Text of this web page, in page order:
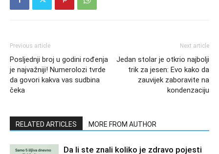
Previous article
Posljednji broj u godini rođenja
je najvažniji! Numerolozi tvrde
da govori kakva vas sudbina
čeka
Next article
Jedan stolar je otkrio najbolji
trik za jesen: Evo kako da
zauvijek zaboravite na
kondenzaciju
RELATED ARTICLES MORE FROM AUTHOR
Da li ste znali koliko je zdravo pojesti